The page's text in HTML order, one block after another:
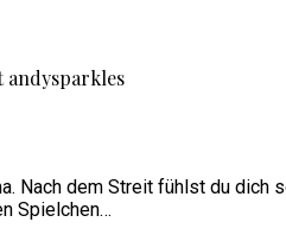
Nach dem Streit fühlst du dich
Spielchen…